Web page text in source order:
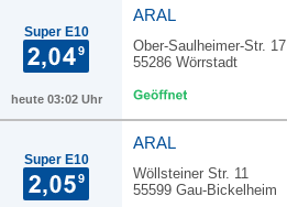
Super E10
heute 03:02 Uhr
ARAL
Ober-Saulheimer-Str. 17
55286 Wörrstadt
Super E10
ARAL
Wöllsteiner Str. 11
55599 Gau-Bickelheim